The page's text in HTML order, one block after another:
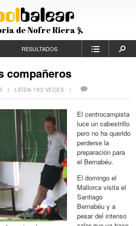
de Nofre Riera
RESULTADOS
compañeros
| LEÍDA 193 VECES |
El centrocampista
luce un cabestrillo
pero no ha querido
perderse la
preparación para
el Bernabéu.
El domingo el
Mallorca visita el
Santiago
Bernabéu y a
pesar del intenso